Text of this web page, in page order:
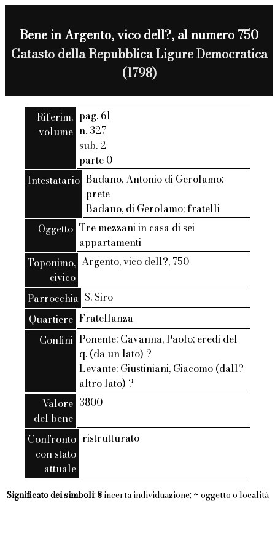
Bene in Argento, vico dell?, al numero 750
Catasto della Repubblica Ligure Democratica
(1798)
Riferim.
volume
pag. 61
n. 327
sub. 2
parte 0
Intestatario Badano, Antonio di Gerolamo;
prete
Badano, di Gerolamo; fratelli
Oggetto Tre mezzani in casa di sei
appartamenti
Toponimo,
civico
Argento, vico dell?, 750
Parrocchia S. Siro
Quartiere Fratellanza
Confini Ponente: Cavanna, Paolo; eredi del
q. (da un lato) ?
Levante: Giustiniani, Giacomo (dall?
altro lato) ?
Valore
del bene
3800
Confronto
con stato
attuale
ristrutturato
Significato dei simboli: §incerta individuazione; ~ oggetto o località